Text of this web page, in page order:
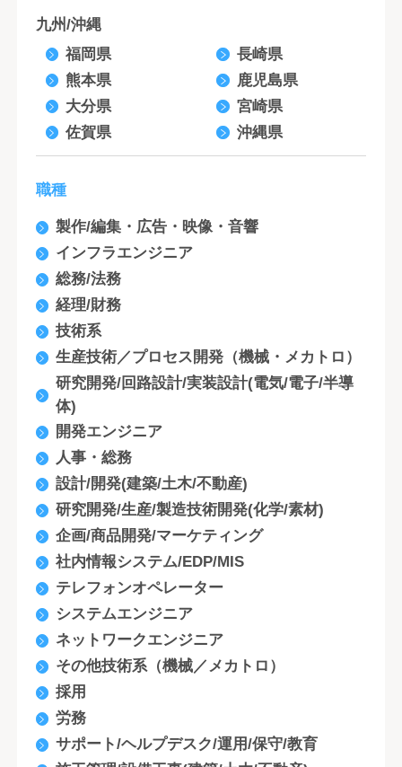
九州/沖縄
福岡県
長崎県
熊本県
鹿児島県
大分県
宮崎県
佐賀県
沖縄県
職種
製作/編集・広告・映像・音響
インフラエンジニア
総務/法務
経理/財務
技術系
生産技術／プロセス開発（機械・メカトロ）
研究開発/回路設計/実装設計(電気/電子/半導
体)
開発エンジニア
人事・総務
設計/開発(建築/土木/不動産)
研究開発/生産/製造技術開発(化学/素材)
企画/商品開発/マーケティング
社内情報システム/EDP/MIS
テレフォンオペレーター
システムエンジニア
ネットワークエンジニア
その他技術系（機械／メカトロ）
採用
労務
サポート/ヘルプデスク/運用/保守/教育